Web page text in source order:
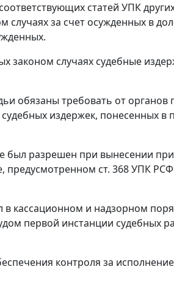
статей УПК
за счет осужденных в
законом случаях судебные
обязаны требовать от органов
издержек, понесенных в
был разрешен при вынесении
ст. 368УПК
в кассационном и надзорном
первой инстанции судебных
контроля за